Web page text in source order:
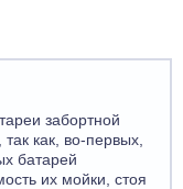
забортной
как, во-первых,
батарей
их мойки, стоя